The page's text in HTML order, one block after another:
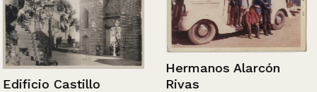
Edificio Castillo
Hermanos Alarcón
Rivas